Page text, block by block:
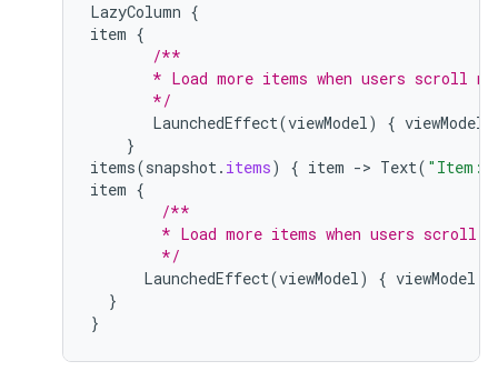
LazyColumn {
item {
/**
* Load more items when users scroll
       */
LaunchedEffect(viewModel) { viewModel
}
items(snapshot. items) { item -> Text( "Item:
item {
/**
* Load more items when users scroll
        */
LaunchedEffect(viewModel) { viewModel
}
}